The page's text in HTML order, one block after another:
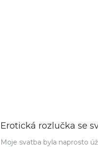
Erotická rozlučka se
Moje svatba byla naprosto